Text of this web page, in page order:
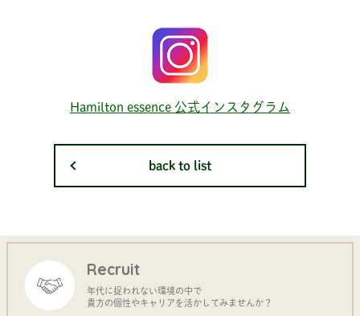
Hamilton essence 公式インスタグラム
back to list
Recruit
年代に捉われない環境の中で
貴方の個性やキャリアを活かしてみませんか？